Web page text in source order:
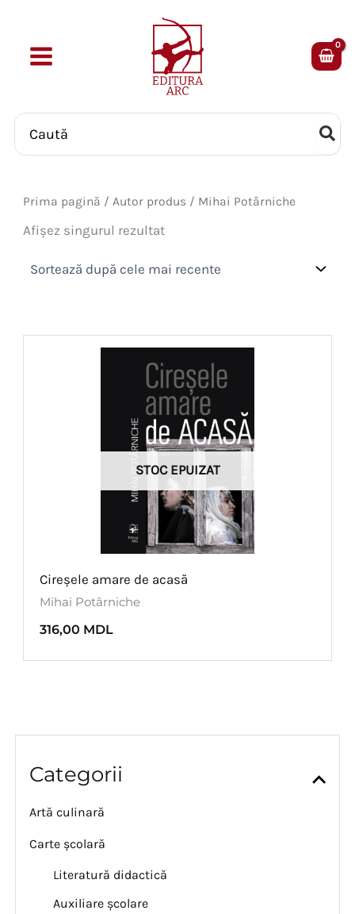
content
Search
for:
Categorii
Artă culinară
Carte școlară
Literatură didactică
Auxiliare școlare
Prima pagină / Autor produs / Mihai Potârniche
Afișez singurul rezultat
STOC EPUIZAT
Cireșele amare de acasă
Mihai Potârniche
316,00 MDL